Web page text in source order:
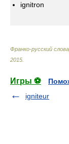
ignitron
Франко-русский
2015
Игры ⚽
igniteur